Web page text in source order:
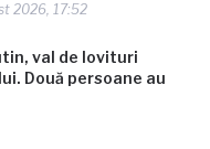
2026, 17:52
val de lovituri
Două persoane au